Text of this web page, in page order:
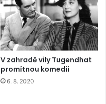
V zahradě vily Tugendhat
promítnou komedii
6. 8. 2020